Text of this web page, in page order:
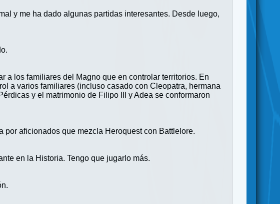
y me ha dado algunas partidas interesantes. Desde luego,
a los familiares del Magno que en controlar territorios. En
a varios familiares (incluso casado con Cleopatra, hermana
y el matrimonio de Filipo III y Adea se conformaron
por aficionados que mezcla Heroquest con Battlelore.
en la Historia. Tengo que jugarlo más.